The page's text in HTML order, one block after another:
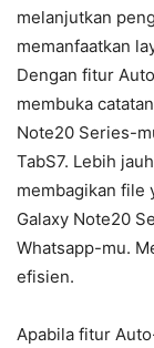
melanjutkan
memanfaatkan
Dengan fitur
membuka
Note20 Series-
TabS7. Lebih
membagikan file
Galaxy Note20
Whatsapp-mu.
efisien.
Apabila fitur